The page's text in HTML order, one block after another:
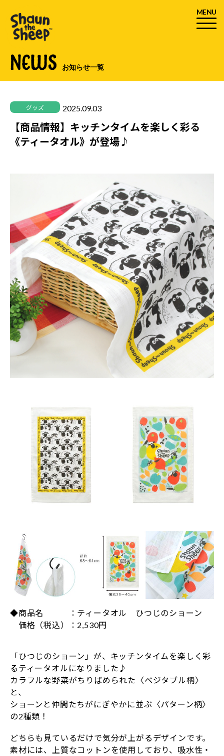
MENU
NEWS お知らせ一覧
グッズ 2025.09.03
【商品情報】キッチンタイムを楽しく彩る
《ティータオル》が登場♪
◆商品名 ：ティータオル ひつじのショーン
価格（税込）：2,530円
「ひつじのショーン」が、キッチンタイムを楽しく彩
るティータオルになりました♪
カラフルな野菜がちりばめられた〈ベジタブル柄〉
と、
ショーンと仲間たちがにぎやかに並ぶ〈パターン柄〉
の2種類！
どちらも見ているだけで気分が上がるデザインです。
素材には、上質なコットンを使用しており、吸水性・